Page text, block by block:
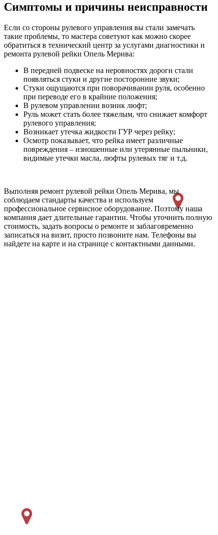
Симптомы и причины неисправности
Если со стороны рулевого управления вы стали замечать
такие проблемы, то мастера советуют как можно скорее
обратиться в технический центр за услугами диагностики и
ремонта рулевой рейки Опель Мерива:
В передней подвеске на неровностях дороги стали
появляться стуки и другие посторонние звуки;
Стуки ощущаются при поворачивании руля, особенно
при переводе его в крайние положения;
В рулевом управлении возник люфт;
Руль может стать более тяжелым, что снижает комфорт
рулевого управления;
Возникает утечка жидкости ГУР через рейку;
Осмотр показывает, что рейка имеет различные
повреждения – изношенные или утерянные пыльники,
видимые утечки масла, люфты рулевых тяг и т.д.
Выполняя ремонт рулевой рейки Опель Мерива, мы
соблюдаем стандарты качества и используем
профессиональное сервисное оборудование. Поэтому наша
компания дает длительные гарантии. Чтобы уточнить полную
стоимость, задать вопросы о ремонте и заблаговременно
записаться на визит, просто позвоните нам. Телефоны вы
найдете на карте и на странице с контактными данными.